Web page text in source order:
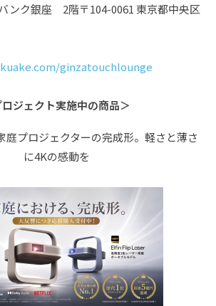
ンク銀座 2階〒104-0061 東京都中央区
ginzatouchlounge
ジェクト実施中の商品＞
庭プロジェクターの完成形。軽さと薄さ
に4Kの感動を